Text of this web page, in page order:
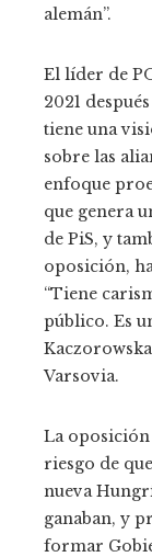
alemán”.
El líder de
2021
tiene una
sobre las
enfoque
que genera
de PiS, y
oposición,
“Tiene
público. Es
Varsovia.
La
riesgo de
nueva
ganaban, y
formar